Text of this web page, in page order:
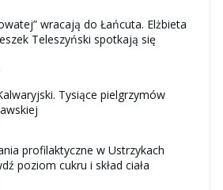
wracają do Łańcuta. Elżbieta
Teleszyński spotkają się
Tysiące pielgrzymów
profilaktyczne w Ustrzykach
poziom cukru i skład ciała